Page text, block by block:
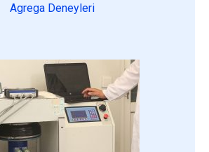
Agrega Deneyleri